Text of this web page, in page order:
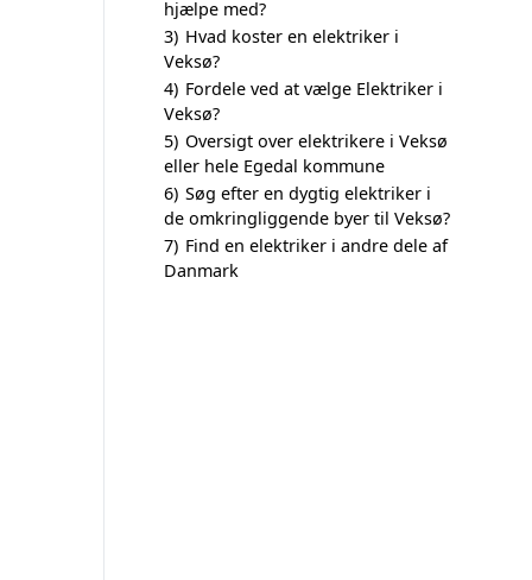
hjælpe med?
3) Hvad koster en elektriker i
Veksø?
4) Fordele ved at vælge Elektriker i
Veksø?
5) Oversigt over elektrikere i Veksø
eller hele Egedal kommune
6) Søg efter en dygtig elektriker i
de omkringliggende byer til Veksø?
7) Find en elektriker i andre dele af
Danmark